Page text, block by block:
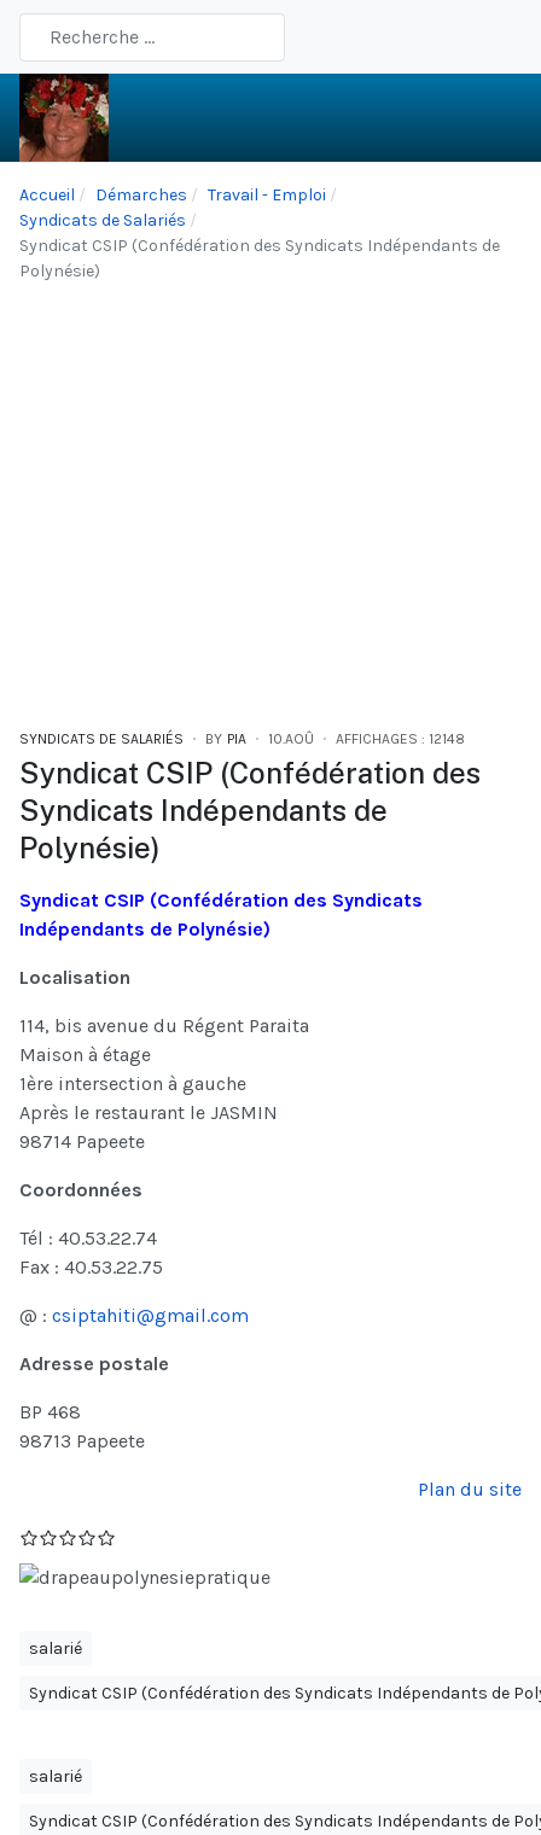
Type 2 or more characters for results.
Accueil Démarches
Travail - Emploi
Syndicats de Salariés
Syndicat CSIP (Confédération des Syndicats Indépendants de
Polynésie)
SYNDICATS DE SALARIÉS BY PIA 10.AOÛ AFFICHAGES : 12148
Syndicat CSIP (Confédération des
Syndicats Indépendants de
Polynésie)
Syndicat CSIP (Confédération des Syndicats
Indépendants de Polynésie)
Localisation
114, bis avenue du Régent Paraita
Maison à étage
1ère intersection à gauche
Après le restaurant le JASMIN
98714 Papeete
Coordonnées
Tél : 40.53.22.74
Fax : 40.53.22.75
@ : csiptahiti@gmail.com
Adresse postale
BP 468
98713 Papeete
Plan du site
salarié
Syndicat CSIP (Confédération des Syndicats Indépendants de
salarié
Syndicat CSIP (Confédération des Syndicats Indépendants de